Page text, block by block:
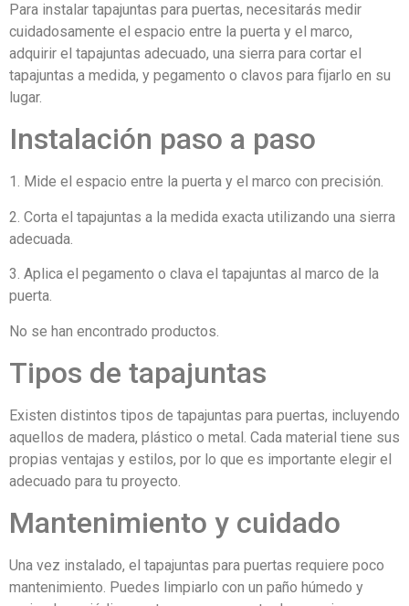
Para instalar tapajuntas para puertas, necesitarás medir
cuidadosamente el espacio entre la puerta y el marco,
adquirir el tapajuntas adecuado, una sierra para cortar el
tapajuntas a medida, y pegamento o clavos para fijarlo en su
lugar.
Instalación paso a paso
1. Mide el espacio entre la puerta y el marco con precisión.
2. Corta el tapajuntas a la medida exacta utilizando una sierra
adecuada.
3. Aplica el pegamento o clava el tapajuntas al marco de la
puerta.
No se han encontrado productos.
Tipos de tapajuntas
Existen distintos tipos de tapajuntas para puertas, incluyendo
aquellos de madera, plástico o metal. Cada material tiene sus
propias ventajas y estilos, por lo que es importante elegir el
adecuado para tu proyecto.
Mantenimiento y cuidado
Una vez instalado, el tapajuntas para puertas requiere poco
mantenimiento. Puedes limpiarlo con un paño húmedo y